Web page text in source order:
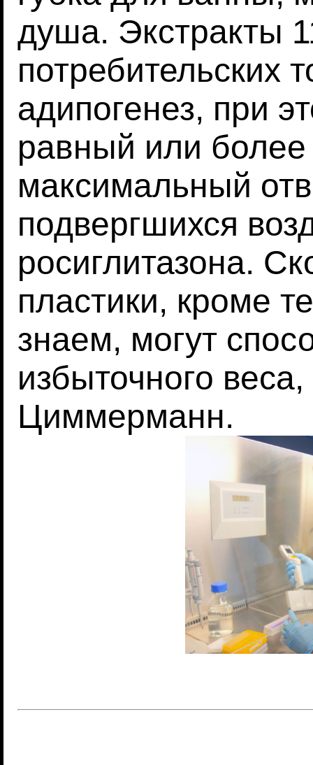
душа. Экстракты
потребительских
адипогенез, при
равный или
максимальный
подвергшихся
росиглитазона.
пластики, кроме
знаем, могут
избыточного
Циммерманн.